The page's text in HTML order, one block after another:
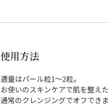
使用方法
適量はパール粒1～2粒。
お使いのスキンケアで肌を整え
通常のクレンジングでオフできま